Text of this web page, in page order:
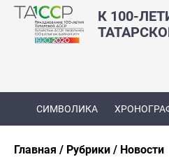
К 100-
СИМВОЛИКА
Главная Рубрики Новости